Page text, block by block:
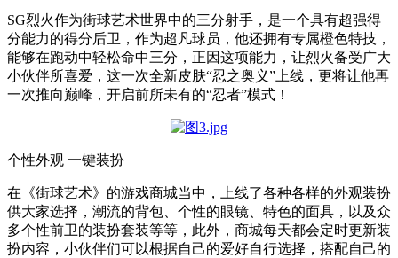
SG烈火作为街球艺术世界中的三分射手，是一个具有超强得
分能力的得分后卫，作为超凡球员，他还拥有专属橙色特技，
能够在跑动中轻松命中三分，正因这项能力，让烈火备受广大
小伙伴所喜爱，这一次全新皮肤“忍之奥义”上线，更将让他再
一次推向巅峰，开启前所未有的“忍者”模式！
个性外观 一键装扮
在《街球艺术》的游戏商城当中，上线了各种各样的外观装扮
供大家选择，潮流的背包、个性的眼镜、特色的面具，以及众
多个性前卫的装扮套装等等，此外，商城每天都会定时更新装
扮内容，小伙伴们可以根据自己的爱好自行选择，搭配自己的